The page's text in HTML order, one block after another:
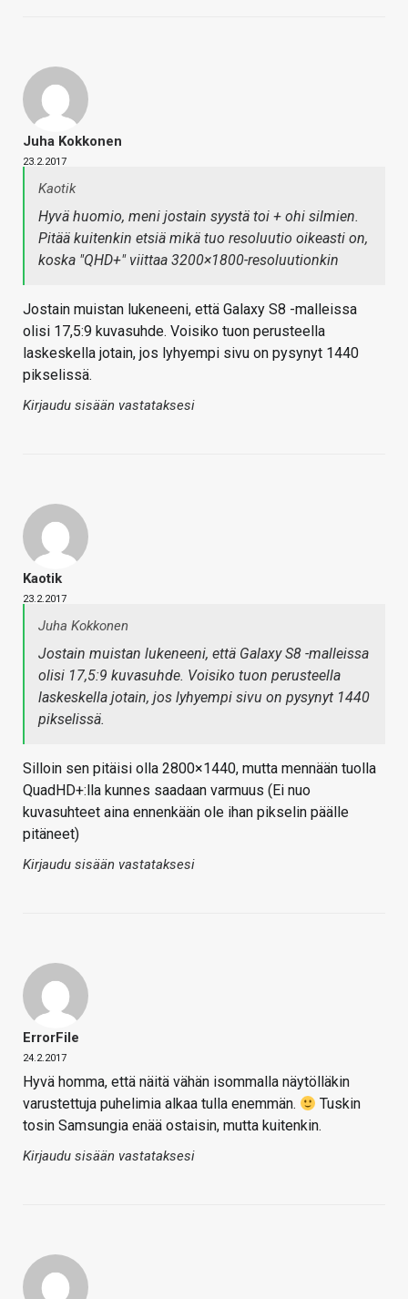
Juha Kokkonen
23.2.2017
Kaotik
Hyvä huomio, meni jostain syystä toi + ohi silmien.
Pitää kuitenkin etsiä mikä tuo resoluutio oikeasti on,
koska "QHD+" viittaa 3200×1800-resoluutionkin
Jostain muistan lukeneeni, että Galaxy S8 -malleissa
olisi 17,5:9 kuvasuhde. Voisiko tuon perusteella
laskeskella jotain, jos lyhyempi sivu on pysynyt 1440
pikselissä.
Kirjaudu sisään vastataksesi
Kaotik
23.2.2017
Juha Kokkonen
Jostain muistan lukeneeni, että Galaxy S8 -malleissa
olisi 17,5:9 kuvasuhde. Voisiko tuon perusteella
laskeskella jotain, jos lyhyempi sivu on pysynyt 1440
pikselissä.
Silloin sen pitäisi olla 2800×1440, mutta mennään tuolla
QuadHD+:lla kunnes saadaan varmuus (Ei nuo
kuvasuhteet aina ennenkään ole ihan pikselin päälle
pitäneet)
Kirjaudu sisään vastataksesi
ErrorFile
24.2.2017
Hyvä homma, että näitä vähän isommalla näytölläkin
varustettuja puhelimia alkaa tulla enemmän.
Tuskin
tosin Samsungia enää ostaisin, mutta kuitenkin.
Kirjaudu sisään vastataksesi